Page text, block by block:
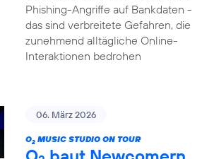
Phishing-Angriffe auf Bankdaten -
das sind verbreitete Gefahren, die
zunehmend alltägliche Online-
Interaktionen bedrohen
06. März 2026
O2MUSIC STUDIO ON TOUR